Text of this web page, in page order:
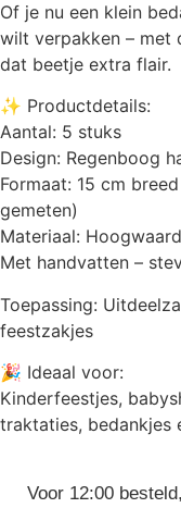
Of je nu een klein
wilt verpakken – met
dat beetje extra flair.
✨ Productdetails:
Aantal: 5 stuks
Design: Regenboog
Formaat: 15 cm
gemeten)
Materiaal:
Met handvatten –
Toepassing:
feestzakjes
🎉 Ideaal voor:
Kinderfeestjes,
traktaties, bedankjes
Voor 12:00